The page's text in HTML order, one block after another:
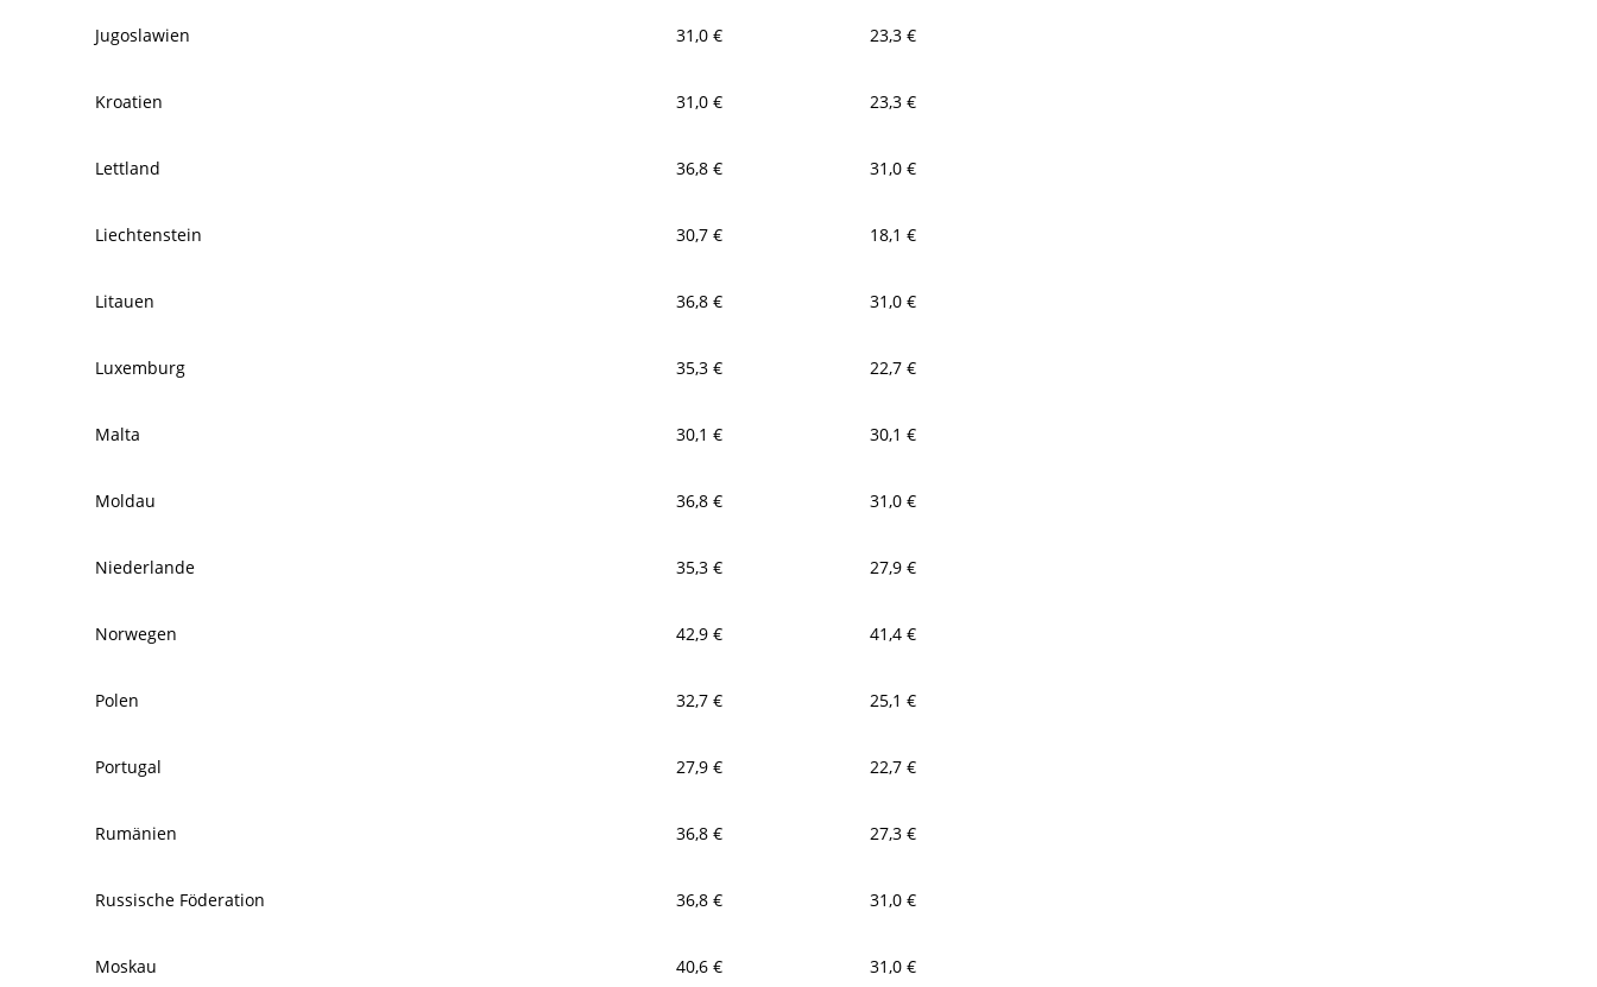
Jugoslawien 31,0 € 23,3 €
Kroatien 31,0 € 23,3 €
Lettland 36,8 € 31,0 €
Liechtenstein 30,7 € 18,1 €
Litauen 36,8 € 31,0 €
Luxemburg 35,3 € 22,7 €
Malta 30,1 € 30,1 €
Moldau 36,8 € 31,0 €
Niederlande 35,3 € 27,9 €
Norwegen 42,9 € 41,4 €
Polen 32,7 € 25,1 €
Portugal 27,9 € 22,7 €
Rumänien 36,8 € 27,3 €
Russische Föderation 36,8 € 31,0 €
Moskau 40,6 € 31,0 €